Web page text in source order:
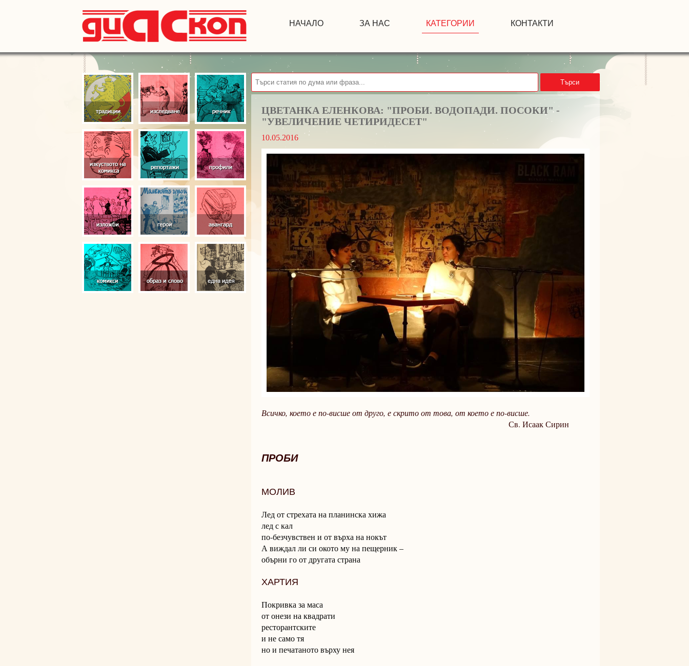
НАЧАЛО ЗА НАС КАТЕГОРИИ КОНТАКТИ
Търси
ЦВЕТАНКА ЕЛЕНКОВА: "ПРОБИ. ВОДОПАДИ. ПОСОКИ" -
"УВЕЛИЧЕНИЕ ЧЕТИРИДЕСЕТ"
10.05.2016
Всичко, което е по-висше от друго, е скрито от това, от което е по-висше.
Св. Исаак Сирин
ПРОБИ
МОЛИВ
Лед от стрехата на планинска хижа
лед с кал
по-безчувствен и от върха на нокът
А виждал ли си окото му на пещерник –
обърни го от другата страна
ХАРТИЯ
Покривка за маса
от онези на квадрати
ресторантските
и не само тя
но и печатаното върху нея